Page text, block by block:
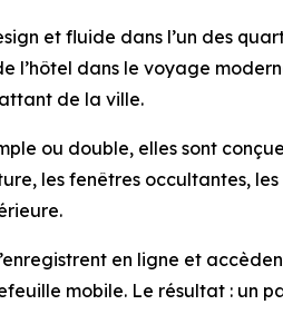
et fluide dans l’un des
l’hôtel dans le voyage
de la ville.
ou double, elles sont
les fenêtres occultantes, les
en ligne et
mobile. Le résultat : un